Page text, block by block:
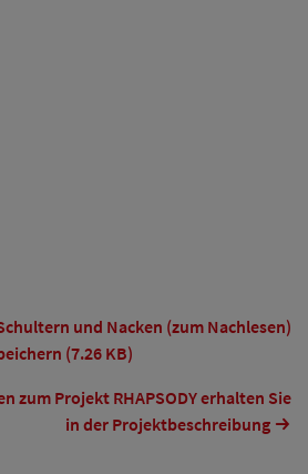
und Nacken (zum Nachlesen)
(7.26 KB)
zum Projekt RHAPSODY erhalten Sie
in der Projektbeschreibung